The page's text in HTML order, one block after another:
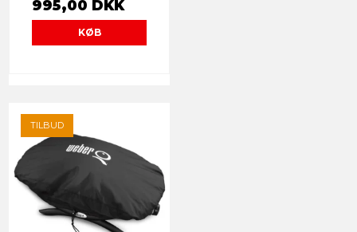
995,00 DKK
KØB
TILBUD